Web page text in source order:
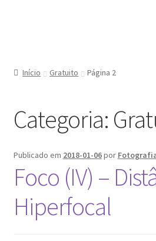
Encomendas
Carrinho
Checkout
Cookie Policy
Início Gratuito Página 2
Categoria:
Publicado em 2018-01-06por
Foco (IV) –
Hiperfocal